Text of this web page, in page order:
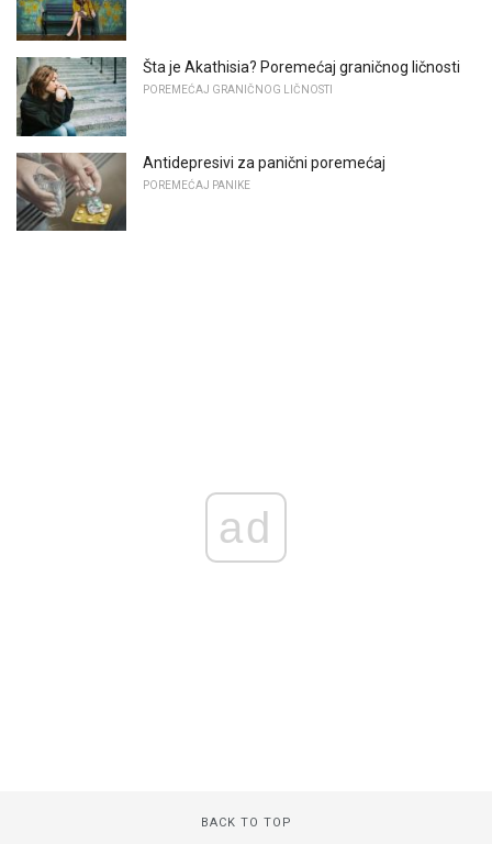
Šta je Akathisia? Poremećaj graničnog ličnosti
POREMEĆAJ GRANIČNOG LIČNOSTI
Antidepresivi za panični poremećaj
POREMEĆAJ PANIKE
ad
BACK TO TOP